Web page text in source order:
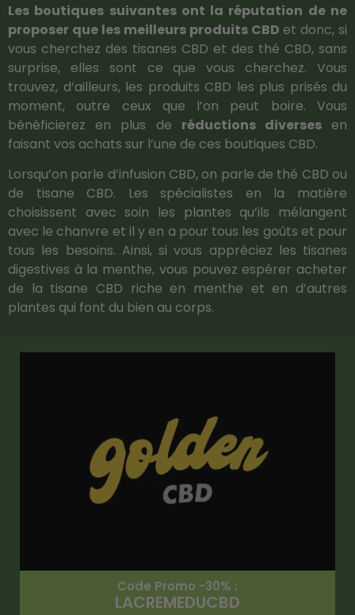
Les boutiques suivantes ont la réputation de ne
proposer que les meilleurs produits CBD et donc, si
vous cherchez des tisanes CBD et des thé CBD, sans
surprise, elles sont ce que vous cherchez. Vous
trouvez, d’ailleurs, les produits CBD les plus prisés du
moment, outre ceux que l’on peut boire. Vous
bénéficierez en plus de réductions diversesen
faisant vos achats sur l’une de ces boutiques CBD.
Lorsqu’on parle d’infusion CBD, on parle de thé CBD ou
de tisane CBD. Les spécialistes en la matière
choisissent avec soin les plantes qu’ils mélangent
avec le chanvre et il y en a pour tous les goûts et pour
tous les besoins. Ainsi, si vous appréciez les tisanes
digestives à la menthe, vous pouvez espérer acheter
de la tisane CBD riche en menthe et en d’autres
plantes qui font du bien au corps.
Code Promo -30% :
LACREMEDUCBD